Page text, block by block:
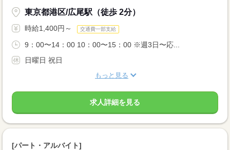
東京都港区/広尾駅（徒歩 2分）
時給1,400円～ 交通費一部支給
9：00〜14：00 10：00〜15：00 ※週3日〜応...
日曜日 祝日
もっと見る
求人詳細を見る
[パート・アルバイト]